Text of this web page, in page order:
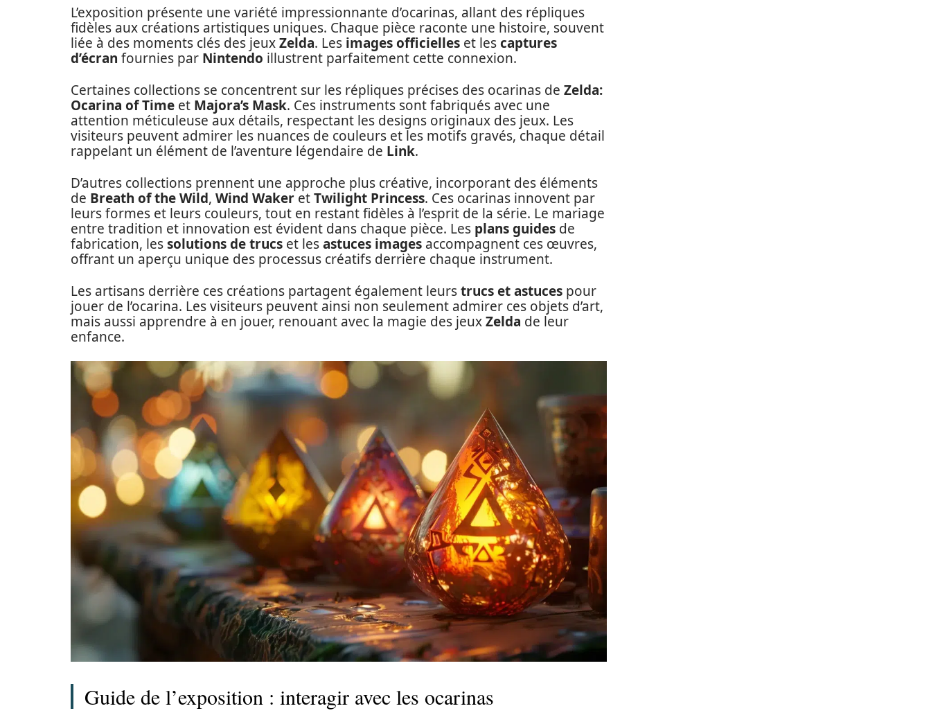
L’exposition présente une variété impressionnante d’ocarinas, allant des répliques
fidèles aux créations artistiques uniques. Chaque pièce raconte une histoire, souvent
liée à des moments clés des jeuxZelda. Les images officielles et lescaptures
d’écran fournies par Nintendo illustrent parfaitement cette connexion.
Certaines collections se concentrent sur les répliques précises des ocarinas de Zelda:
Ocarina of Time et Majora’s Mask. Ces instruments sont fabriqués avec une
attention méticuleuse aux détails, respectant les designs originaux des jeux. Les
visiteurs peuvent admirer les nuances de couleurs et les motifs gravés, chaque détail
rappelant un élément de l’aventure légendaire de Link.
D’autres collections prennent une approche plus créative, incorporant des éléments
de Breath of the Wild, Wind Waker etTwilight Princess. Ces ocarinas innovent par
leurs formes et leurs couleurs, tout en restant fidèles à l’esprit de la série. Le mariage
entre tradition et innovation est évident dans chaque pièce. Les plans guides de
fabrication, lessolutions de trucs et lesastuces images accompagnent ces œuvres,
offrant un aperçu unique des processus créatifs derrière chaque instrument.
Les artisans derrière ces créations partagent également leurstrucs et astuces pour
jouer de l’ocarina. Les visiteurs peuvent ainsi non seulement admirer ces objets d’art,
mais aussi apprendre à en jouer, renouant avec la magie des jeuxZelda de leur
enfance.
Guide de l’exposition : interagir avec les ocarinas